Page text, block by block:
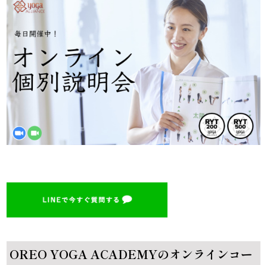
OREO YOGA ACADEMYのオンラインコー